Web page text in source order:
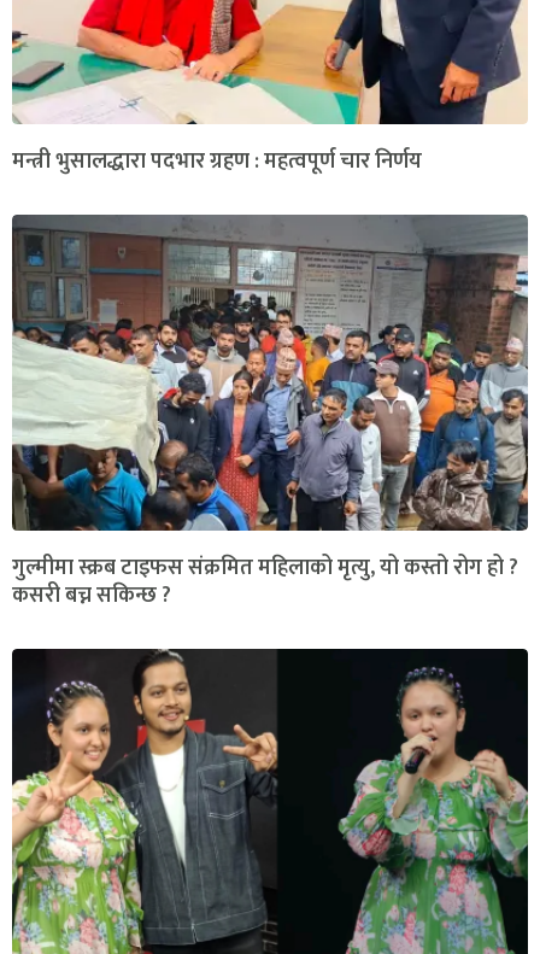
मन्त्री भुसालद्धारा पदभार ग्रहण : महत्वपूर्ण चार निर्णय
गुल्मीमा स्क्रब टाइफस संक्रमित महिलाको मृत्यु, यो कस्तो रोग हो ?
कसरी बच्न सकिन्छ ?